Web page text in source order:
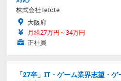
株式会社Tetote
大阪府
月給27万円～34万円
正社員
「27卒」IT・ゲーム業界志望・